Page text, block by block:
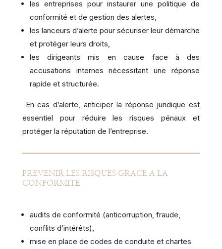
les entreprises pour instaurer une politique de
conformité et de gestion des alertes,
les lanceurs d’alerte pour sécuriser leur démarche
et protéger leurs droits,
les dirigeants mis en cause face à des
accusations internes nécessitant une réponse
rapide et structurée.
En cas d’alerte, anticiper la réponse juridique est
essentiel pour réduire les risques pénaux et
protéger la réputation de l’entreprise.
PREVENIR LES RISQUES GRACE A LA
CONFORMITE
audits de conformité (anticorruption, fraude,
conflits d’intérêts),
mise en place de codes de conduite et chartes